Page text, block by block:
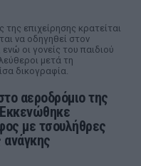
της επιχείρησης κρατείται
να οδηγηθεί στον
οι γονείς του παιδιού
μετά τη
δικογραφία.
αεροδρόμιο της
με τσουλήθρες
ανάγκης